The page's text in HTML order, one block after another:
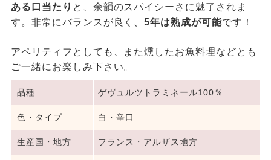
ある口当たり と、余韻のスパイシーさに魅了されま
す。非常にバランスが良く、5年は熟成が可能です！
アペリティフとしても、また燻したお魚料理などとも
ご一緒にお楽しみ下さい。
品種 ゲヴュルツトラミネール100％
色・タイプ 白・辛口
生産国・地方 フランス・アルザス地方